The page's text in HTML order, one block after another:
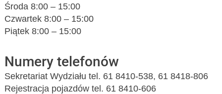
Środa 8:00 – 15:00
Czwartek 8:00 – 15:00
Piątek 8:00 – 15:00
Numery telefonów
Sekretariat Wydziału tel. 61 8410-538, 61 8418-806
Rejestracja pojazdów tel. 61 8410-606